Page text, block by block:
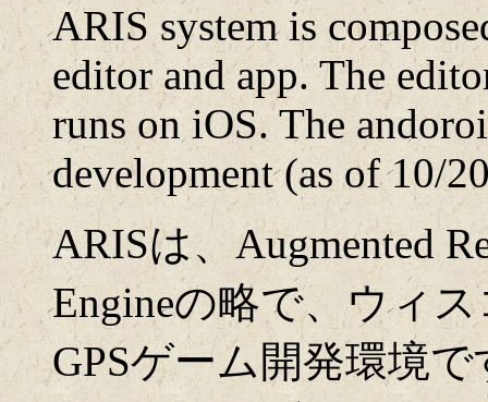
ARIS system is
editor and app. The
runs on iOS. The
development (as of 10/
ARISは、Augmented
Engineの略で、ウィ
GPSゲーム開発環境